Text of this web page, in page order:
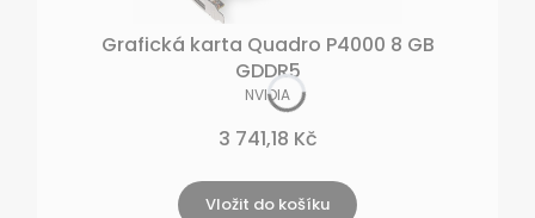
Grafická karta Quadro P4000 8 GB
GDDR5
VÝROBCE
NVIDIA
Cena
3 741,18 Kč
Vložit do košíku